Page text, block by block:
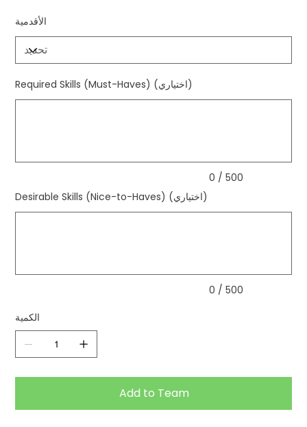
الأقدمية
Required Skills (Must-Haves) (اختياري)
0 / 500
Desirable Skills (Nice-to-Haves) (اختياري)
0 / 500
الكمية
Add to Team